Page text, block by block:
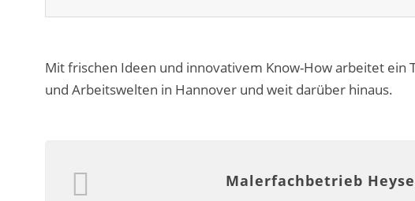
Mit frischen Ideen und innovativem Know-How arbeitet ein
und Arbeitswelten in Hannover und weit darüber hinaus.
Malerfachbetrieb